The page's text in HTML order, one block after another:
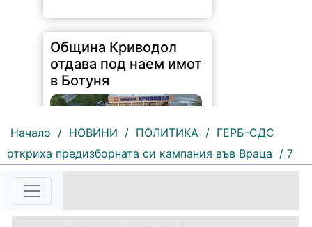
Община Криводол
отдава под наем имот
в Ботуня
ОБЩИНА КРИВОДОЛ ОБЛАСТ
Начало / НОВИНИ / ПОЛИТИКА / ГЕРБ-СДС
откриха предизборната си кампания във Враца / 7